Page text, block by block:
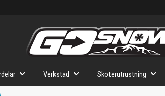
Verkstad Skoterutrustning